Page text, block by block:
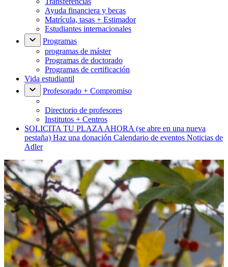
Ayuda financiera y becas
Matrícula, tasas + Estimador
Estudiantes internacionales
Programas
programas de máster
Programas de doctorado
Programas de certificación
Vida estudiantil
Profesorado + Compromiso
Directorio de profesores
Institutos + Centros
SOLICITA TU PLAZA AHORA (se abre en una nueva
pestaña) Haz una donación Calendario de eventos Noticias de
Adler